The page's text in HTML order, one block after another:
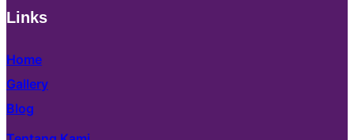
Links
Home
Gallery
Blog